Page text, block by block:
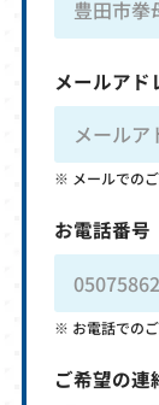
メールアド
メールでの
お電話番号
お電話での
ご希望の連